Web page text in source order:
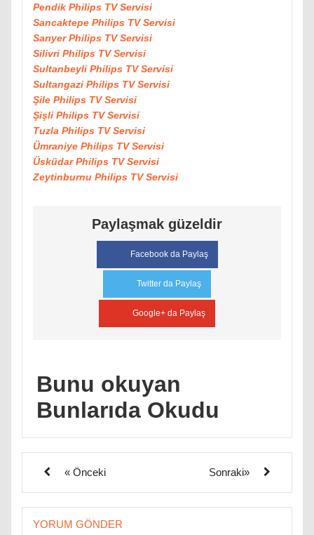
Pendik Philips TV Servisi
Sancaktepe Philips TV Servisi
Sarıyer Philips TV Servisi
Silivri Philips TV Servisi
Sultanbeyli Philips TV Servisi
Sultangazi Philips TV Servisi
Şile Philips TV Servisi
Şişli Philips TV Servisi
Tuzla Philips TV Servisi
Ümraniye Philips TV Servisi
Üsküdar Philips TV Servisi
Zeytinburnu Philips TV Servisi
Paylaşmak güzeldir
Facebook da Paylaş
Twitter da Paylaş
Google+ da Paylaş
Bunu okuyan
Bunlarıda Okudu
« Önceki Sonraki»
YORUM GÖNDER